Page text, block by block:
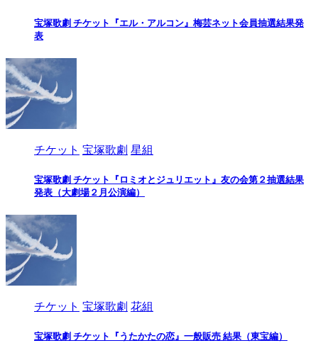
宝塚歌劇 チケット『エル・アルコン』梅芸ネット会員抽選結果発
表
チケット 宝塚歌劇 星組
宝塚歌劇 チケット『ロミオとジュリエット』友の会第２抽選結果
発表（大劇場２月公演編）
チケット 宝塚歌劇 花組
宝塚歌劇 チケット『うたかたの恋』一般販売 結果（東宝編）